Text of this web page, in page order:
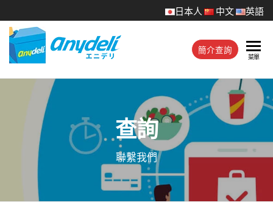
日本人 中文 英語
得
利
有
限
公
司
官
同
送
餐
服
簡介查詢
菜單
查詢
聯繫我們